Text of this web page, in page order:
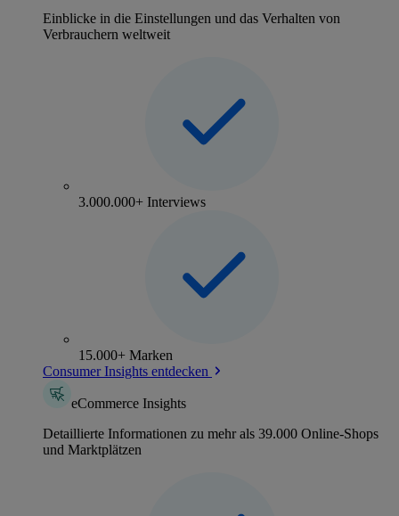
Einblicke in die Einstellungen und das Verhalten von
Verbrauchern weltweit
3.000.000+ Interviews
15.000+ Marken
Consumer Insights entdecken
eCommerce Insights
Detaillierte Informationen zu mehr als 39.000 Online-Shops
und Marktplätzen